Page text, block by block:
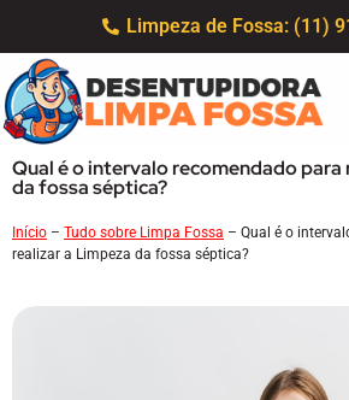
Limpeza de Fossa: (11)
Qual é o intervalo recomendado para
da fossa séptica?
Início – Tudo sobre Limpa Fossa – Qual é o
realizar a Limpeza da fossa séptica?